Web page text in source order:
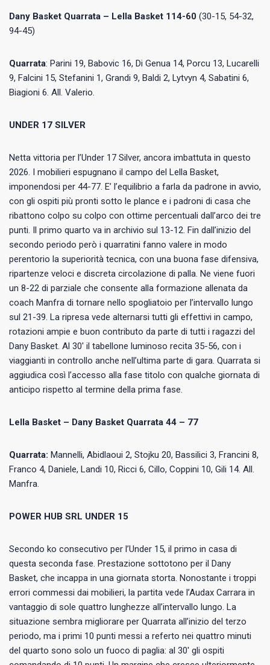
Dany Basket Quarrata – Lella Basket 114-60 (30-15, 54-32,
94-45)
Quarrata: Parini 19, Babovic 16, Di Genua 14, Porcu 13, Lucarelli
9, Falcini 15, Stefanini 1, Grandi 9, Baldi 2, Lytvyn 4, Sabatini 6,
Biagioni 6. All. Valerio.
UNDER 17 SILVER
Netta vittoria per l’Under 17 Silver, ancora imbattuta in questo
2026. I mobilieri espugnano il campo del Lella Basket,
imponendosi per 44-77. E’ l’equilibrio a farla da padrone in avvio,
con gli ospiti più pronti sotto le plance e i padroni di casa che
ribattono colpo su colpo con ottime percentuali dall’arco dei tre
punti. Il primo quarto va in archivio sul 13-12. Fin dall’inizio del
secondo periodo però i quarratini fanno valere in modo
perentorio la superiorità tecnica, con una buona fase difensiva,
ripartenze veloci e discreta circolazione di palla. Ne viene fuori
un 8-22 di parziale che consente alla formazione allenata da
coach Manfra di tornare nello spogliatoio per l’intervallo lungo
sul 21-39. La ripresa vede alternarsi tutti gli effettivi in campo,
rotazioni ampie e buon contributo da parte di tutti i ragazzi del
Dany Basket. Al 30′ il tabellone luminoso recita 35-56, con i
viaggianti in controllo anche nell’ultima parte di gara. Quarrata si
aggiudica così l’accesso alla fase titolo con qualche giornata di
anticipo rispetto al termine della prima fase.
Lella Basket – Dany Basket Quarrata 44 – 77
Quarrata: Mannelli, Abidlaoui 2, Stojku 20, Bassilici 3, Francini 8,
Franco 4, Daniele, Landi 10, Ricci 6, Cillo, Coppini 10, Gili 14. All.
Manfra.
POWER HUB SRL UNDER 15
Secondo ko consecutivo per l’Under 15, il primo in casa di
questa seconda fase. Prestazione sottotono per il Dany
Basket, che incappa in una giornata storta. Nonostante i troppi
errori commessi dai mobilieri, la partita vede l’Audax Carrara in
vantaggio di sole quattro lunghezze all’intervallo lungo. La
situazione sembra migliorare per Quarrata all’inizio del terzo
periodo, ma i primi 10 punti messi a referto nei quattro minuti
del quarto sono solo un fuoco di paglia: al 30′ gli ospiti